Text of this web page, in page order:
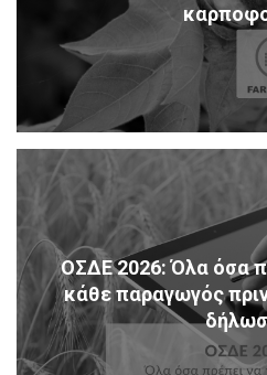
ΟΣΔΕ 2026: Όλα όσα
κάθε παραγωγός